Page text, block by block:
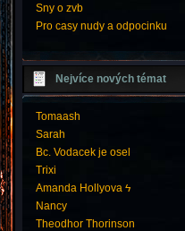
Sny o zvb
Pro casy nudy a odpocinku
Nejvíce nových témat
Tomaash
Sarah
Bc. Vodacek je osel
Trixi
Amanda Hollyova ϟ
Nancy
Theodhor Thorinson